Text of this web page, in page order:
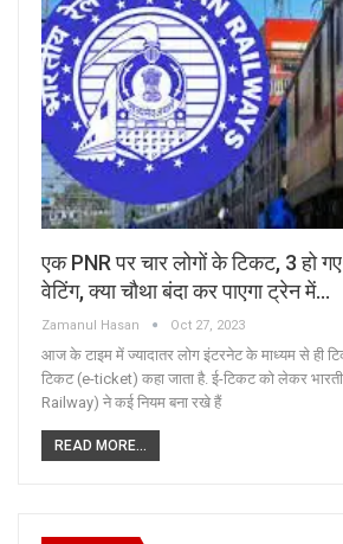
एक PNR पर चार लोगों के टिकट, 3 हो
वेटिंग, क्‍या चौथा बंदा कर पाएगा ट्रेन में…
Zamanul Hasan Oct 27, 2023
आज के टाइम में ज्यादातर लोग इंटरनेट के माध्यम से ही
टिकट (e-ticket) कहा जाता है. ई-टिकट को लेकर
Railway) ने कई नियम बना रखे हैं
READ MORE...